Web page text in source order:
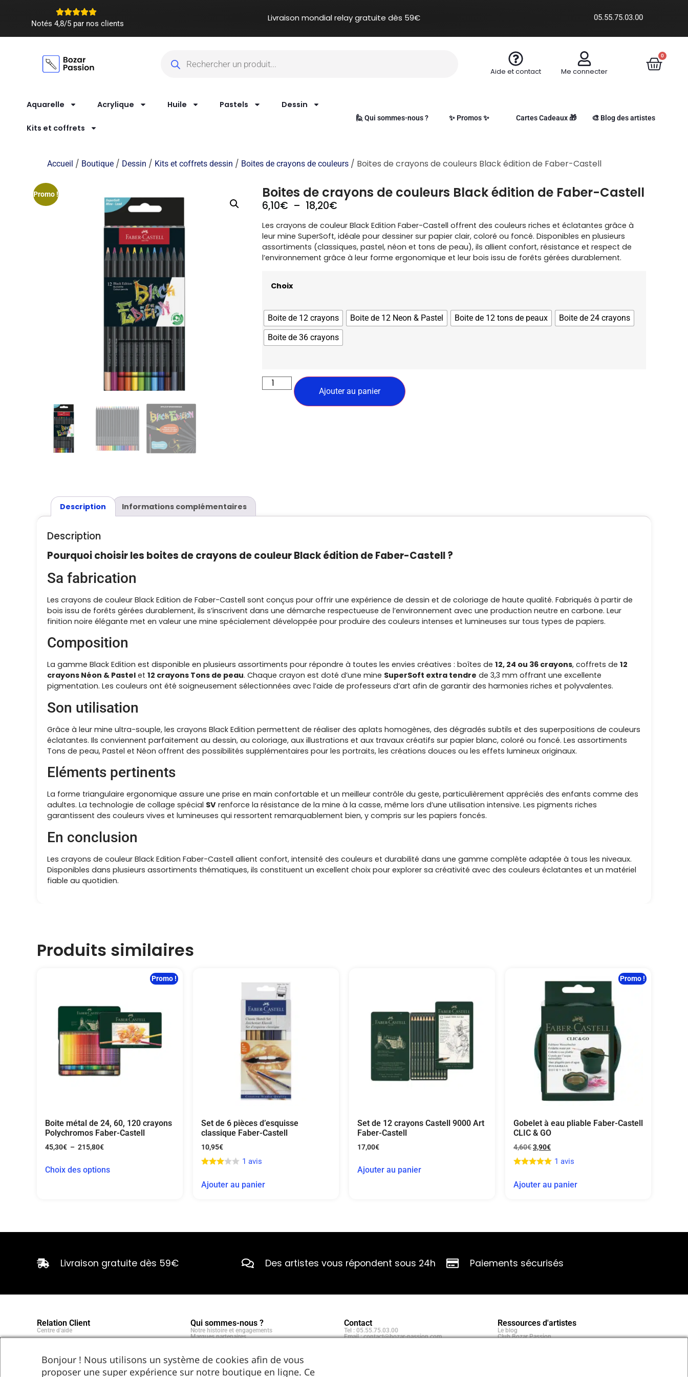
Notés 4,8/5 par nos clients
Livraison mondial relay gratuite dès 59€ 05.55.75.03.00
Aide et contact Me connecter
0
Aquarelle Acrylique Huile Pastels Dessin
Kits et coffrets
🙋 Qui sommes-nous ? ✨ Promos ✨ Cartes Cadeaux 🎁 🎨 Blog des artistes
Accueil / Boutique / Dessin / Kits et coffrets dessin / Boites de crayons de couleurs / Boites de crayons de couleurs Black édition de Faber-Castell
Promo ! Boites de crayons de couleurs Black édition de Faber-Castell
6,10€ – 18,20€
Les crayons de couleur Black Edition Faber-Castell offrent des couleurs riches et éclatantes grâce à
leur mine SuperSoft, idéale pour dessiner sur papier clair, coloré ou foncé. Disponibles en plusieurs
assortiments (classiques, pastel, néon et tons de peau), ils allient confort, résistance et respect de
l’environnement grâce à leur forme ergonomique et leur bois issu de forêts gérées durablement.
Choix
Boite de 12 crayons Boite de 12 Neon & Pastel Boite de 12 tons de peaux
Boite de 24 crayons
Boite de 36 crayons
Ajouter au panier
Description Informations complémentaires
Description
Pourquoi choisir les boites de crayons de couleur Black édition de Faber-Castell ?
Sa fabrication
Les crayons de couleur Black Edition de Faber-Castell sont conçus pour offrir une expérience de dessin et de coloriage de haute qualité. Fabriqués à partir de
bois issu de forêts gérées durablement, ils s’inscrivent dans une démarche respectueuse de l’environnement avec une production neutre en carbone. Leur
finition noire élégante met en valeur une mine spécialement développée pour produire des couleurs intenses et lumineuses sur tous types de papiers.
Composition
La gamme Black Edition est disponible en plusieurs assortiments pour répondre à toutes les envies créatives : boîtes de 12, 24 ou 36 crayons, coffrets de 12
crayons Néon & Pastel et 12 crayons Tons de peau. Chaque crayon est doté d’une mine SuperSoft extra tendre de 3,3 mm offrant une excellente
pigmentation. Les couleurs ont été soigneusement sélectionnées avec l’aide de professeurs d’art afin de garantir des harmonies riches et polyvalentes.
Son utilisation
Grâce à leur mine ultra-souple, les crayons Black Edition permettent de réaliser des aplats homogènes, des dégradés subtils et des superpositions de couleurs
éclatantes. Ils conviennent parfaitement au dessin, au coloriage, aux illustrations et aux travaux créatifs sur papier blanc, coloré ou foncé. Les assortiments
Tons de peau, Pastel et Néon offrent des possibilités supplémentaires pour les portraits, les créations douces ou les effets lumineux originaux.
Eléments pertinents
La forme triangulaire ergonomique assure une prise en main confortable et un meilleur contrôle du geste, particulièrement appréciés des enfants comme des
adultes. La technologie de collage spécial SV renforce la résistance de la mine à la casse, même lors d’une utilisation intensive. Les pigments riches
garantissent des couleurs vives et lumineuses qui ressortent remarquablement bien, y compris sur les papiers foncés.
En conclusion
Les crayons de couleur Black Edition Faber-Castell allient confort, intensité des couleurs et durabilité dans une gamme complète adaptée à tous les niveaux.
Disponibles dans plusieurs assortiments thématiques, ils constituent un excellent choix pour explorer sa créativité avec des couleurs éclatantes et un matériel
fiable au quotidien.
Produits similaires
Promo !
Boite métal de 24, 60, 120 crayons
Polychromos Faber-Castell
45,30€ – 215,80€
Choix des options
Set de 6 pièces d’esquisse
classique Faber-Castell
10,95€
1 avis
Ajouter au panier
Set de 12 crayons Castell 9000 Art
Faber-Castell
17,00€
Ajouter au panier
Promo !
Gobelet à eau pliable Faber-Castell
CLIC & GO
4,60€3,90€
1 avis
Ajouter au panier
Livraison gratuite dès 59€ Des artistes vous répondent sous 24h Paiements sécurisés
Relation Client
Centre d'aide
Qui sommes-nous ?
Notre histoire et engagements
Marques partenaires
Contact
Tel : 05.55.75.03.00
Email : contact@bozar-passion.com
Ressources d'artistes
Le blog
Club Bozar Passion
Bonjour ! Nous utilisons un système de cookies afin de vous
proposer une super expérience sur notre boutique en ligne. Ce